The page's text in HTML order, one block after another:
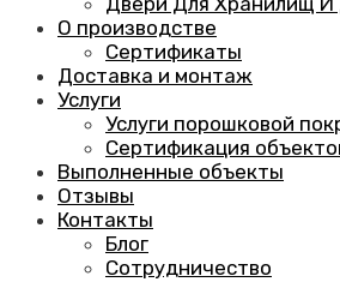
О производстве
Сертификаты
Доставка и монтаж
Услуги
Услуги порошковой
Сертификация
Выполненные объекты
Отзывы
Контакты
Блог
Сотрудничество